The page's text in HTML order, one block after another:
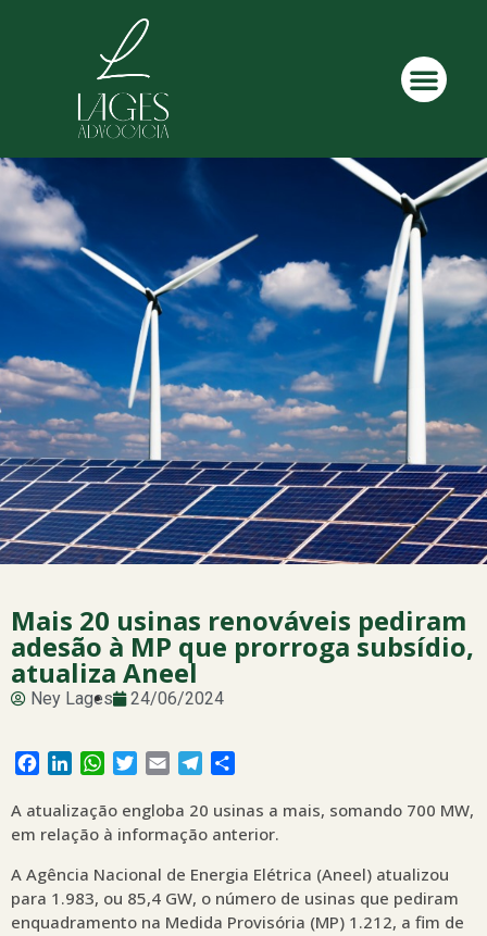
Mais 20 usinas renováveis pediram
adesão à MP que prorroga subsídio,
atualiza Aneel
Ney Lages 24/06/2024
Facebook
LinkedInWhatsApp
Twitter
Email Telegram
A atualização engloba 20 usinas a mais, somando 700 MW,
em relação à informação anterior.
A Agência Nacional de Energia Elétrica (Aneel) atualizou
para 1.983, ou 85,4 GW, o número de usinas que pediram
enquadramento na Medida Provisória (MP) 1.212, a fim de